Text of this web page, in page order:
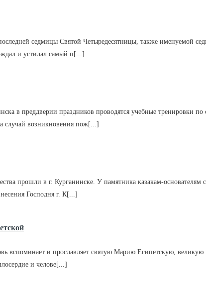
седмицы Святой Четыредесятницы, также именуемой
и устилал самый п[...]
в преддверии праздников проводятся учебные тренировки
случай возникновения пож[...]
прошли в г. Курганинске. У памятника казакам-основателям
Господня г. К[...]
вспоминает и прославляет святую Марию Египетскую,
и челове[...]